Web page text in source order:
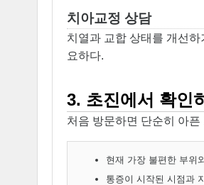
치아교정 상담
치열과 교합 상태를 개선
요하다.
3. 초진에서 확인
처음 방문하면 단순히 아
현재 가장 불편한 부위
통증이 시작된 시점과